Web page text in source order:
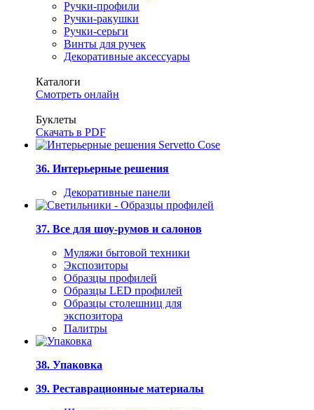
Ручки-профили
Ручки-ракушки
Ручки-серьги
Винты для ручек
Декоративные аксессуары
Каталоги
Смотреть онлайн
Буклеты
Скачать в PDF
36. Интерьерные решения
Декоративные панели
37. Все для шоу-румов и салонов
Муляжи бытовой техники
Экспозиторы
Образцы профилей
Образцы LED профилей
Образцы столешниц для
экспозитора
Палитры
38. Упаковка
39. Реставрационные материалы